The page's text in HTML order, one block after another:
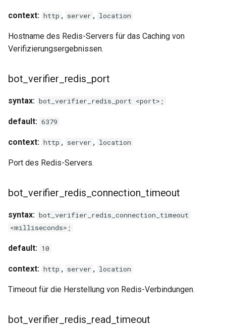
router
rsa
shell
signal
smtp
snappy
sniproxy
stats
string
t1k
context: http , server , location
Hostname des Redis-Servers für das Caching von
Verifizierungsergebnissen.
bot_verifier_redis_port
syntax: bot_verifier_redis_port <port>;
default: 6379
context: http , server , location
Port des Redis-Servers.
bot_verifier_redis_connection_timeout
syntax: bot_verifier_redis_connection_timeout
<milliseconds>;
default: 10
context: http , server , location
Timeout für die Herstellung von Redis-Verbindungen.
bot_verifier_redis_read_timeout